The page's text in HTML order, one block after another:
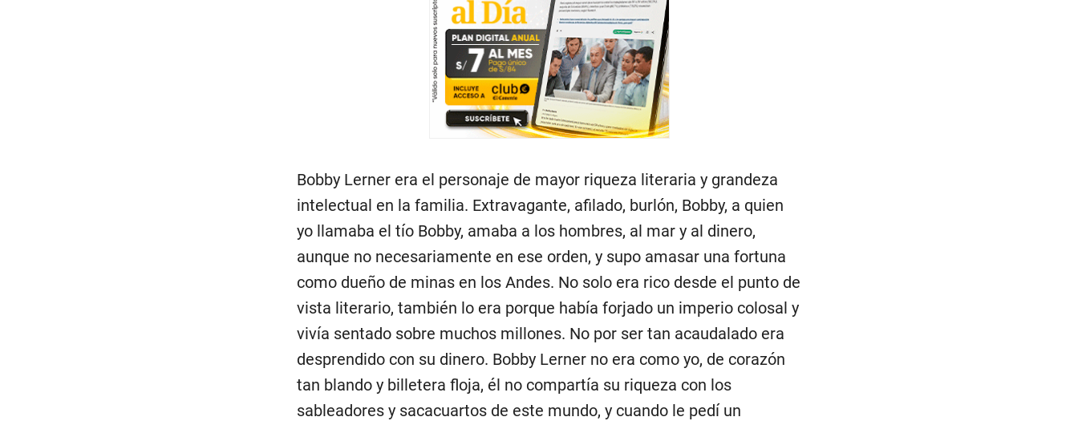
Bobby Lerner era el personaje de mayor riqueza literaria y grandeza
intelectual en la familia. Extravagante, afilado, burlón, Bobby, a quien
yo llamaba el tío Bobby, amaba a los hombres, al mar y al dinero,
aunque no necesariamente en ese orden, y supo amasar una fortuna
como dueño de minas en los Andes. No solo era rico desde el punto de
vista literario, también lo era porque había forjado un imperio colosal y
vivía sentado sobre muchos millones. No por ser tan acaudalado era
desprendido con su dinero. Bobby Lerner no era como yo, de corazón
tan blando y billetera floja, él no compartía su riqueza con los
sableadores y sacacuartos de este mundo, y cuando le pedí un